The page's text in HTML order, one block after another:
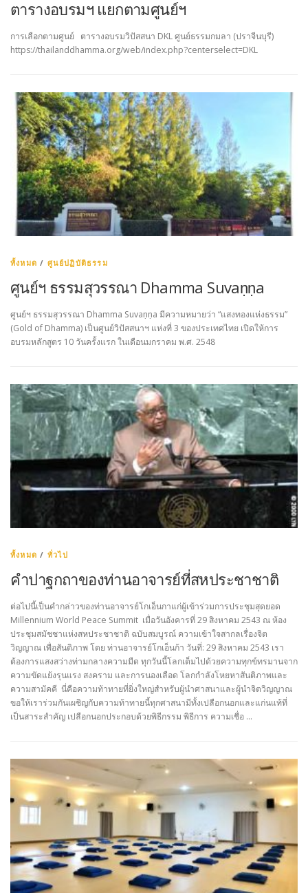
ตารางอบรมฯ แยกตามศูนย์ฯ
การเลือกตามศูนย์ ตารางอบรมวิปัสสนา DKL ศูนย์ธรรมกมลา (ปราจีนบุรี)
https://thailanddhamma.org/web/index.php?centerselect=DKL
ทั้งหมด / ศูนย์ปฏิบัติธรรม
ศูนย์ฯ ธรรมสุวรรณา Dhamma Suvaṇṇa
ศูนย์ฯ ธรรมสุวรรณา Dhamma Suvaṇṇa มีความหมายว่า “แสงทองแห่งธรรม”
(Gold of Dhamma) เป็นศูนย์วิปัสสนาฯ แห่งที่ 3 ของประเทศไทย เปิดให้การ
อบรมหลักสูตร 10 วันครั้งแรก ในเดือนมกราคม พ.ศ. 2548
ทั้งหมด / ทั่วไป
คำปาฐกถาของท่านอาจารย์ที่สหประชาชาติ
ต่อไปนี้เป็นคำกล่าวของท่านอาจารย์โกเอ็นกาแก่ผู้เข้าร่วมการประชุมสุดยอด
Millennium World Peace Summit เมื่อวันอังคารที่ 29 สิงหาคม 2543 ณ ห้อง
ประชุมสมัชชาแห่งสหประชาชาติ ฉบับสมบูรณ์ ความเข้าใจสากลเรื่องจิต
วิญญาณ เพื่อสันติภาพ โดย ท่านอาจารย์โกเอ็นก้า วันที่: 29 สิงหาคม 2543 เรา
ต้องการแสงสว่างท่ามกลางความมืด ทุกวันนี้โลกเต็มไปด้วยความทุกข์ทรมานจาก
ความขัดแย้งรุนแรง สงคราม และการนองเลือด โลกกำลังโหยหาสันติภาพและ
ความสามัคคี นี่คือความท้าทายที่ยิ่งใหญ่สำหรับผู้นำศาสนาและผู้นำจิตวิญญาณ
ขอให้เราร่วมกันเผชิญกับความท้าทายนี้ทุกศาสนามีทั้งเปลือกนอกและแก่นแท้ที่
เป็นสาระสำคัญ เปลือกนอกประกอบด้วยพิธีกรรม พิธีการ ความเชื่อ …